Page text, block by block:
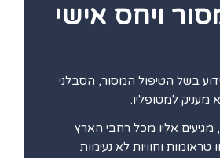
ויחס אישי
ידוע בשל הטיפול המסור, הסבלני
מעניק למטופליו.
אליו מכל רחבי הארץ
וחוויות לא נעימות